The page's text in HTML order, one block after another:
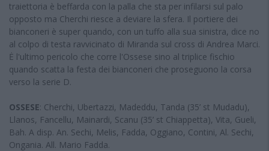
traiettoria è beffarda con la palla che sta per infilarsi sul palo
opposto ma Cherchi riesce a deviare la sfera. Il portiere dei
bianconeri è super quando, con un tuffo alla sua sinistra, dice no
al colpo di testa ravvicinato di Miranda sul cross di Andrea Marci.
Ė l'ultimo pericolo che corre l'Ossese sino al triplice fischio
quando scatta la festa dei bianconeri che proseguono la corsa
verso la serie D.
OSSESE: Cherchi, Ubertazzi, Madeddu, Tanda (35’ st Mudadu),
Llanos, Fancellu, Mainardi, Scanu (35’ st Chiappetta), Vita, Gueli,
Bah. A disp. An. Sechi, Melis, Fadda, Oggiano, Contini, Al. Sechi,
Ongania. All. Mario Fadda.